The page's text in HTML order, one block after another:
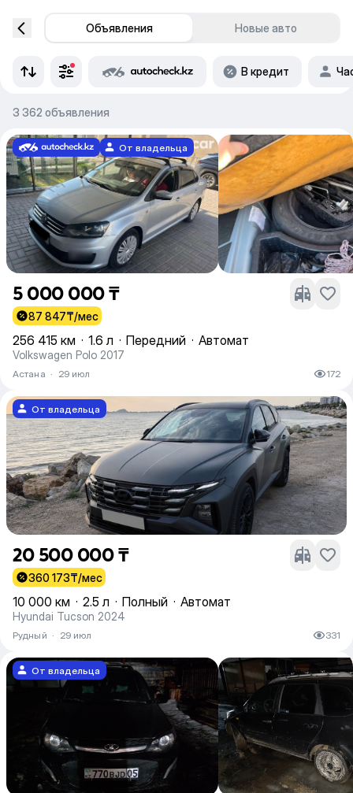
Объявления Новые авто
В кредит
3 362 объявления
От владельца
5 000 000 ₸
87 847₸/мес
256 415 км · 1.6 л · Передний · Автомат
Volkswagen Polo 2017
Астана · 29 июл 172
От владельца
20 500 000 ₸
360 173₸/мес
10 000 км · 2.5 л · Полный · Автомат
Hyundai Tucson 2024
Рудный · 29 июл 331
От владельца